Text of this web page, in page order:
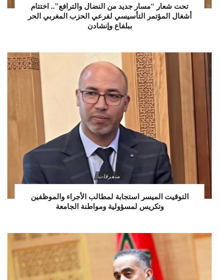
تحت شعار “مسار جديد من النضال والترافع”.. اختتام
أشغال المؤتمر التأسيسي لفرعي الحزب المغربي الحر
ببلفاع وإنشادن
متفرقات
التوقيت الميسر استجابة لمطالب الأجراء والموظفين
وتكريس لمسؤولية ومواطنة الجامعة